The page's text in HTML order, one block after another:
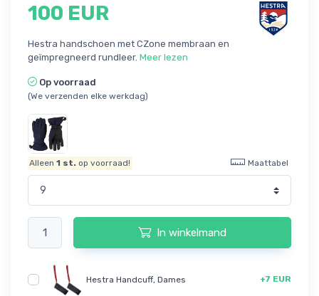
100 EUR
Hestra handschoen met CZone membraan en
geïmpregneerd rundleer. Meer lezen
Op voorraad
(We verzenden elke werkdag)
Alleen1 st. op voorraad! Maattabel
In winkelmand
Hestra Handcuff, Dames +7 EUR